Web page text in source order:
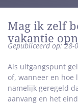
Mag ik zelf
vakantie
Gepubliceerd op:
Als uitgangspunt
of, wanneer en hoe
namelijk geregeld
aanvang en het